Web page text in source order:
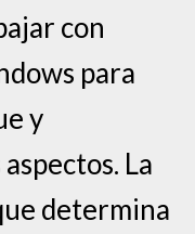
con
para
y
La
determina